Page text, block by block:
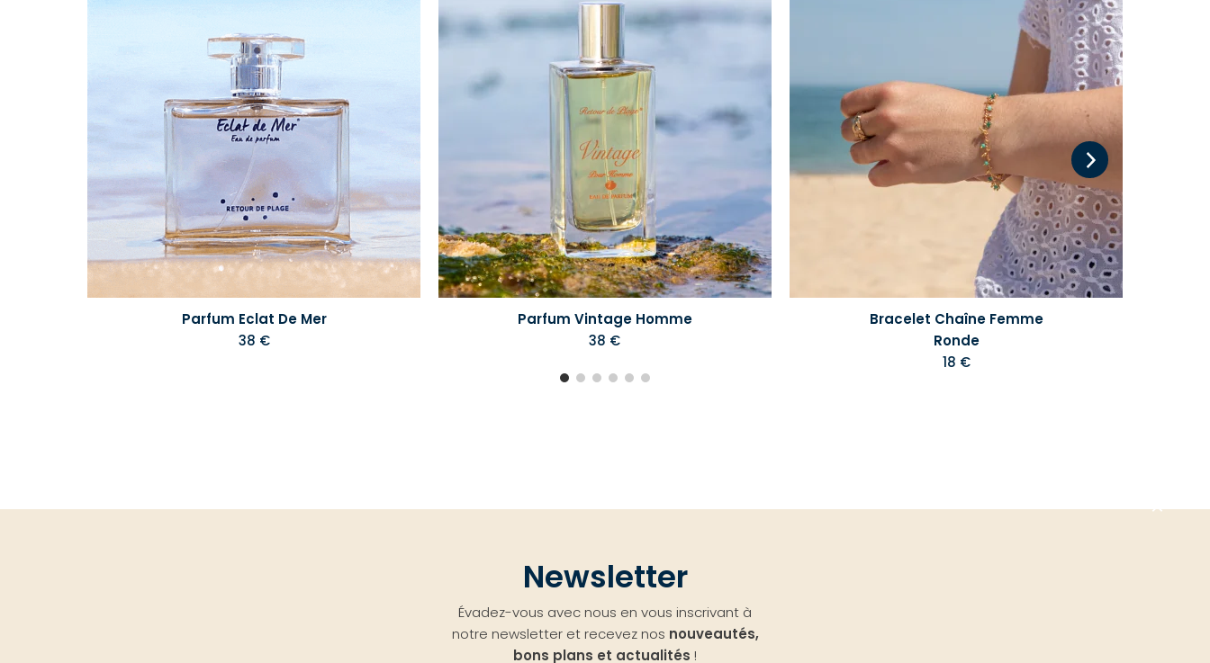
Parfum Eclat De Mer
38 €
Parfum Vintage Homme
38 €
Bracelet Chaîne Femme
Ronde
18 €
Newsletter
Évadez-vous avec nous en vous inscrivant à
notre newsletter et recevez nos nouveautés,
bons plans et actualités !